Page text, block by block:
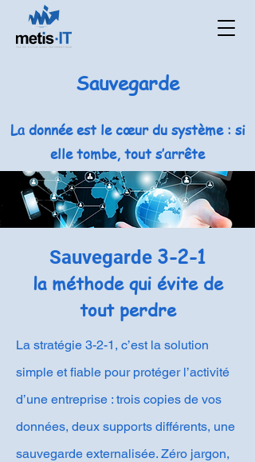
Sauvegarde
La donnée est le cœur du système : si
elle tombe, tout s’arrête
Sauvegarde 3-2-1
la méthode qui évite de
tout perdre
La stratégie 3-2-1, c’est la solution
simple et fiable pour protéger l’activité
d’une entreprise : trois copies de vos
données, deux supports différents, une
sauvegarde externalisée. Zéro jargon,